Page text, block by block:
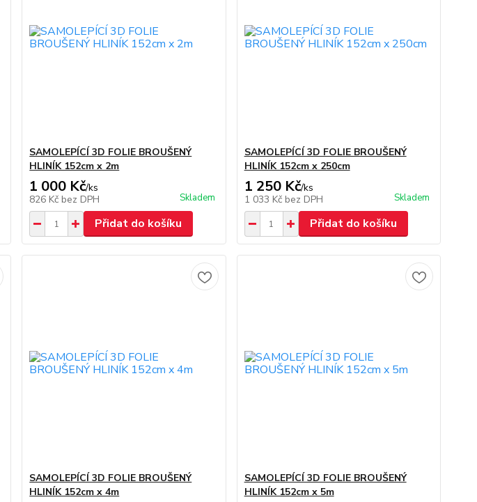
SAMOLEPÍCÍ 3D FOLIE BROUŠENÝ
HLINÍK 152cm x 2m
1 000 Kč/ks
826 Kč bez DPH Skladem
Přidat do košíku
SAMOLEPÍCÍ 3D FOLIE BROUŠENÝ
HLINÍK 152cm x 250cm
1 250 Kč/ks
1 033 Kč bez DPH Skladem
Přidat do košíku
SAMOLEPÍCÍ 3D FOLIE BROUŠENÝ
HLINÍK 152cm x 4m
SAMOLEPÍCÍ 3D FOLIE BROUŠENÝ
HLINÍK 152cm x 5m